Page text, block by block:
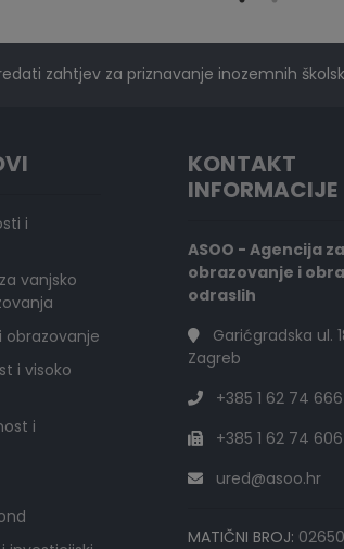
zahtjev za priznavanje inozemnih
i
vanjsko
obrazovanje
i visoko
i
KONTAKT
INFORMACIJE
ASOO - Agencija
obrazovanje i
odraslih
Garićgradska ul.
Zagreb
+385 1 62 74 666
+385 1 62 74 606
ured@asoo.hr
MATIČNI BROJ: